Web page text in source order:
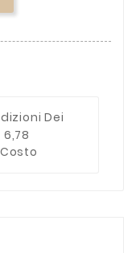
Dei